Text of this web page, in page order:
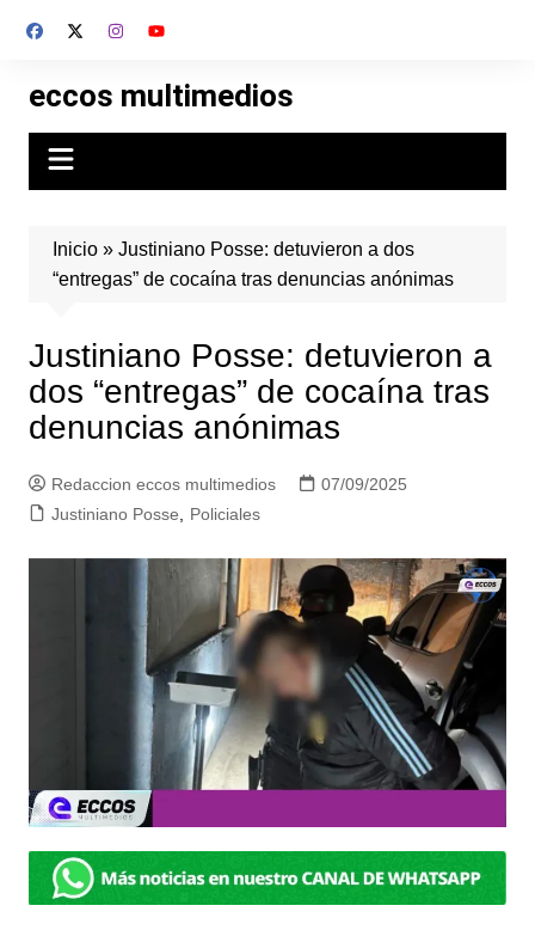
eccos multimedios
Inicio» Justiniano Posse: detuvieron a dos
“entregas” de cocaína tras denuncias anónimas
Justiniano Posse: detuvieron a
dos “entregas” de cocaína tras
denuncias anónimas
Redaccion eccos multimedios
07/09/2025
Justiniano Posse
Policiales